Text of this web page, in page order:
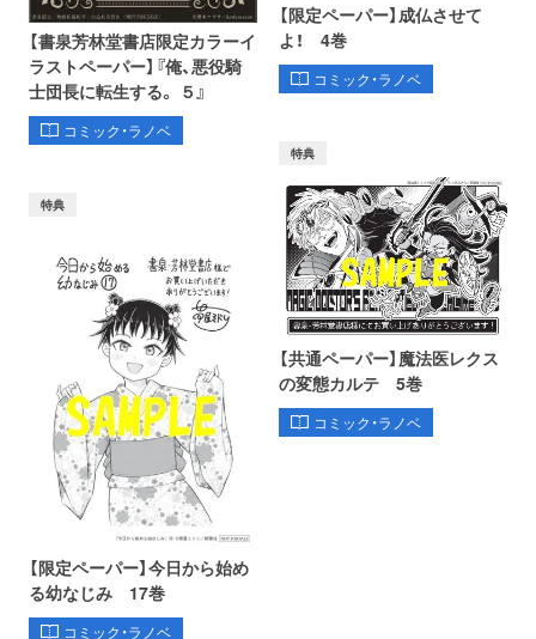
【書泉芳林堂書店限定カラーイ
ラストペーパー】『俺、悪役騎
士団長に転生する。 ５』
コミック・ラノベ
【限定ペーパー】成仏させて
よ！ 4巻
コミック・ラノベ
特典
【限定ペーパー】今日から始め
る幼なじみ 17巻
コミック・ラノベ
特典
【共通ペーパー】魔法医レクス
の変態カルテ 5巻
コミック・ラノベ